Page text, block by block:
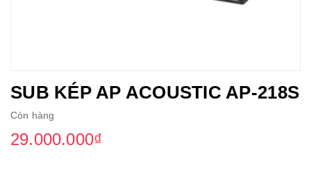
SUB KÉP AP ACOUSTIC AP-218S
Còn hàng
29.000.000₫